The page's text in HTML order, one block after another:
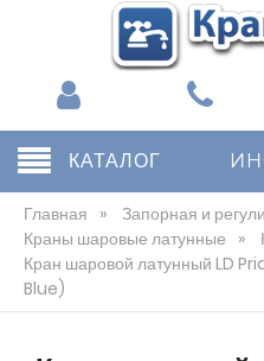
КАТАЛОГ
Главная » Запорная и
Краны шаровые латунные »
Кран шаровой латунный LD
Blue)